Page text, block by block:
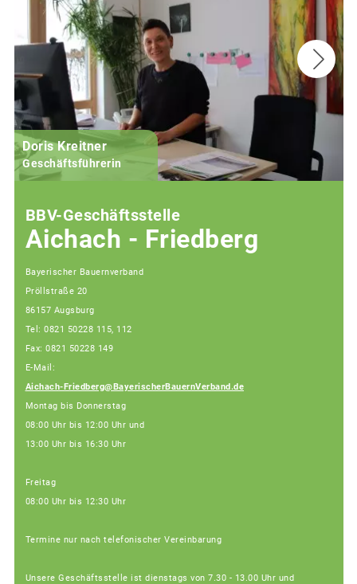
Doris Kreitner
Geschäftsführerin
BBV-Geschäftsstelle
Aichach - Friedberg
Bayerischer Bauernverband
Pröllstraße 20
86157 Augsburg
Tel: 0821 50228 115, 112
Fax: 0821 50228 149
E-Mail:
Aichach-Friedberg@BayerischerBauernVerband.de
Montag bis Donnerstag
08:00 Uhr bis 12:00 Uhr und
13:00 Uhr bis 16:30 Uhr
Freitag
08:00 Uhr bis 12:30 Uhr
Termine nur nach telefonischer Vereinbarung
Unsere Geschäftsstelle ist dienstags von 7.30 - 13.00 Uhr und